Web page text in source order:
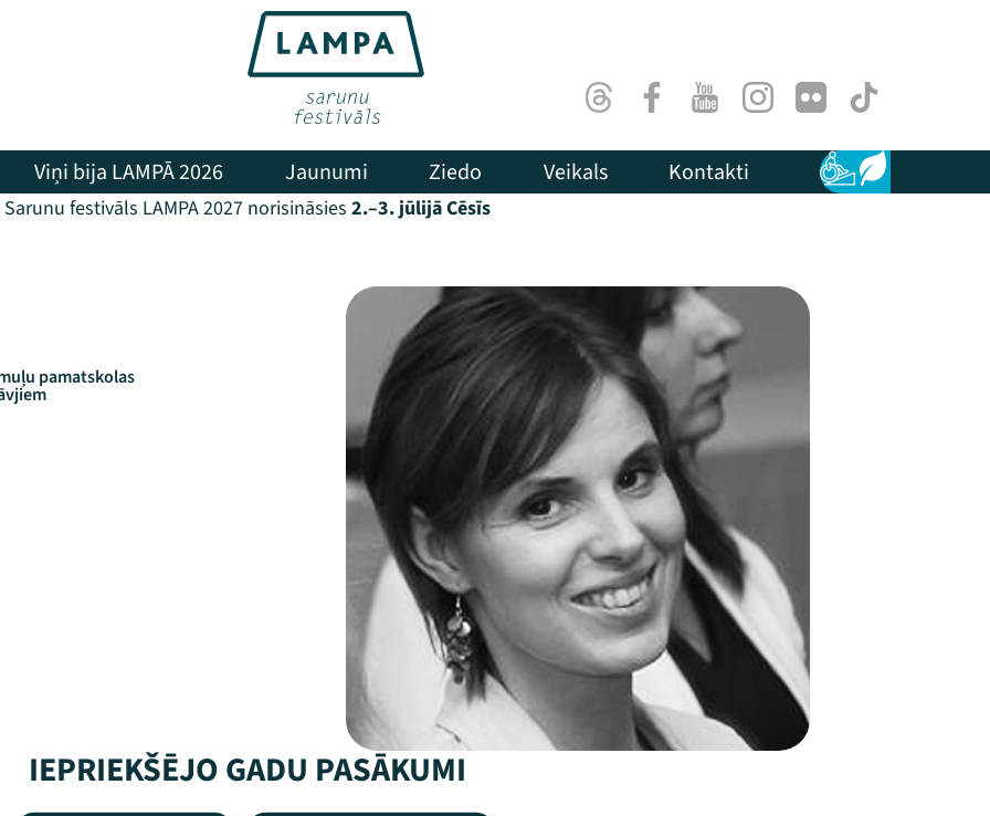
ThreadsFacebookYoutubeInstagram
Flick TikTok
Viņi bija LAMPĀ 2026 Jaunumi Ziedo Veikals Kontakti Pieejamība
Ilgtspēja
Sarunu festivāls LAMPA 2027 norisināsies 2.–3. jūlijā Cēsīs
pamatskolas
IEPRIEKŠĒJO GADU PASĀKUMI